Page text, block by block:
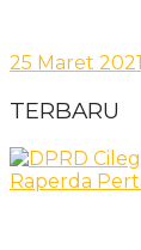
25 Maret 2021
TERBARU